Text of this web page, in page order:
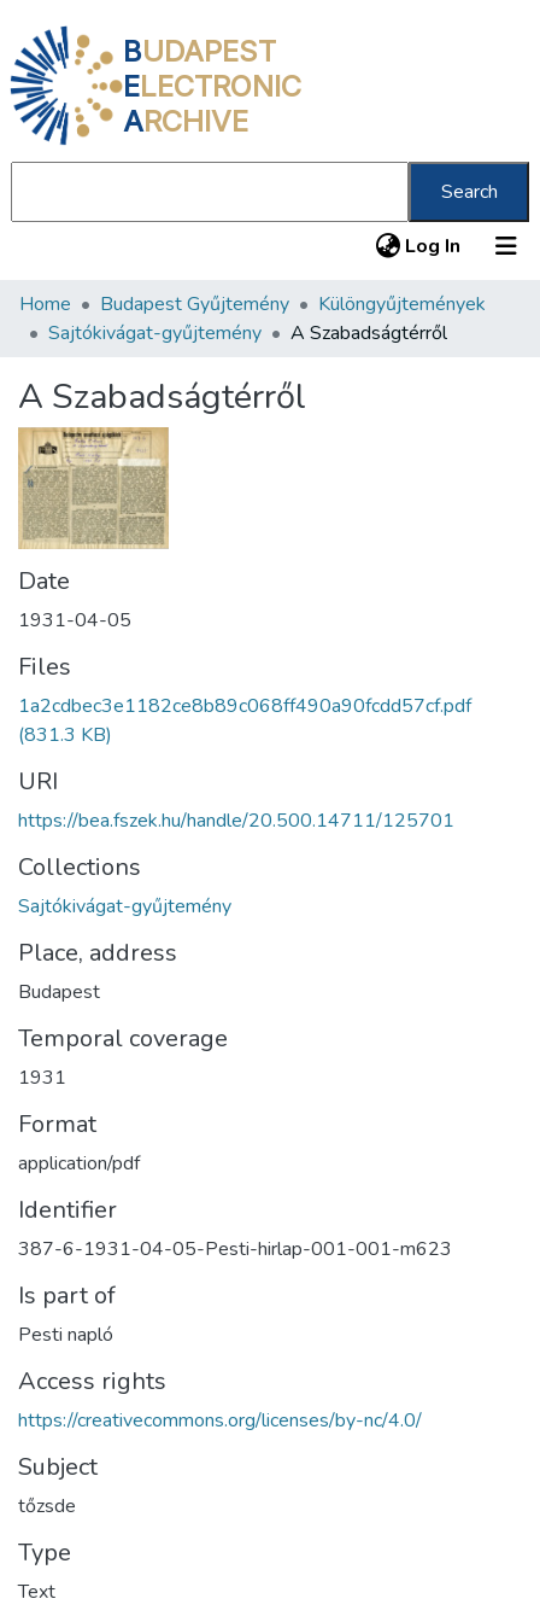
BUDAPEST
ELECTRONIC
ARCHIVE
Search
Log In (current)
Communities & Collections
Statistics
About us
Home Budapest Gyűjtemény
Különgyűjtemények
Sajtókivágat-gyűjtemény
A Szabadságtérről
A Szabadságtérről
Date
1931-04-05
Files
1a2cdbec3e1182ce8b89c068ff490a90fcdd57cf.pdf
(831.3 KB)
URI
https://bea.fszek.hu/handle/20.500.14711/125701
Collections
Sajtókivágat-gyűjtemény
Place, address
Budapest
Temporal coverage
1931
Format
application/pdf
Identifier
387-6-1931-04-05-Pesti-hirlap-001-001-m623
Is part of
Pesti napló
Access rights
https://creativecommons.org/licenses/by-nc/4.0/
Subject
tőzsde
Type
Text